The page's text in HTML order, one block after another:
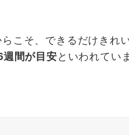
こそ、できるだけきれ
週間が目安といわれてい